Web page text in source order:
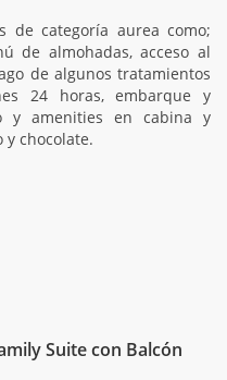
de categoría aurea como;
de almohadas, acceso al
de algunos tratamientos
24 horas, embarque y
y amenities en cabina y
y chocolate.
Suite con Balcón